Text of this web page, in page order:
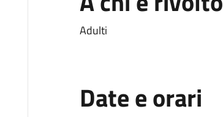
Adulti
Date e orari